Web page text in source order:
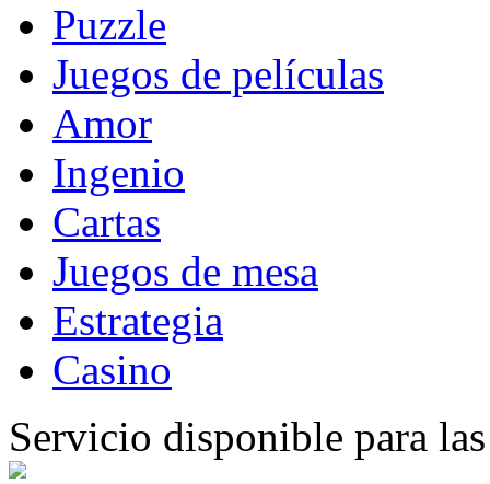
Puzzle
Juegos de películas
Amor
Ingenio
Cartas
Juegos de mesa
Estrategia
Casino
Servicio disponible para